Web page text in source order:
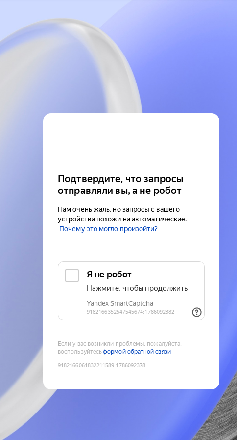
Подтвердите, что запросы
отправляли вы, а не робот
Нам очень жаль, но запросы с вашего
устройства похожи на автоматические.
Почему это могло произойти?
Если у вас возникли проблемы, пожалуйста,
воспользуйтесьформой обратной связи
9182166061832211589:1786092378